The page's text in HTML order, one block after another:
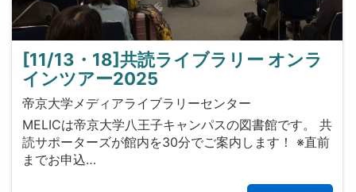
[11/13・18]共読ライブラリー オンラ
インツアー2025
帝京大学メディアライブラリーセンター
MELICは帝京大学八王子キャンパスの図書館です。 共
読サポーターズが館内を30分でご案内します！ ※直前
までお申込…